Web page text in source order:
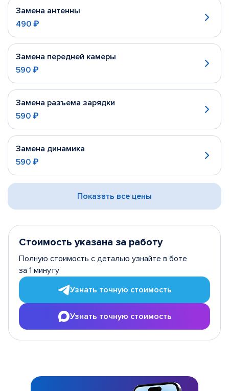
Замена антенны
490 ₽
Замена передней камеры
590 ₽
Замена разъема зарядки
590 ₽
Замена динамика
590 ₽
Показать все цены
Стоимость указана за работу
Полную стоимость с деталью узнайте в боте
за 1 минуту
Узнать точную стоимость
Узнать точную стоимость